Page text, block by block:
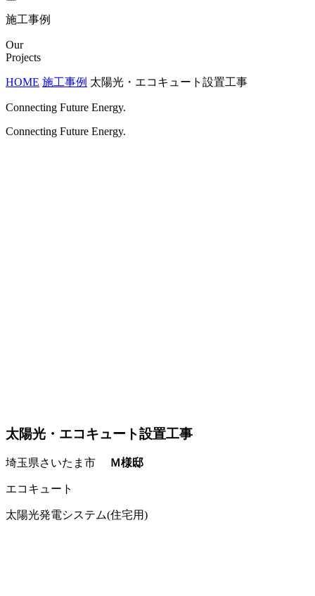
施工事例
Our
Projects
HOME 施工事例 太陽光・エコキュート設置工事
Connecting Future Energy.
Connecting Future Energy.
太陽光・エコキュート設置工事
埼玉県さいたま市 Ｍ様邸
エコキュート
太陽光発電システム(住宅用)